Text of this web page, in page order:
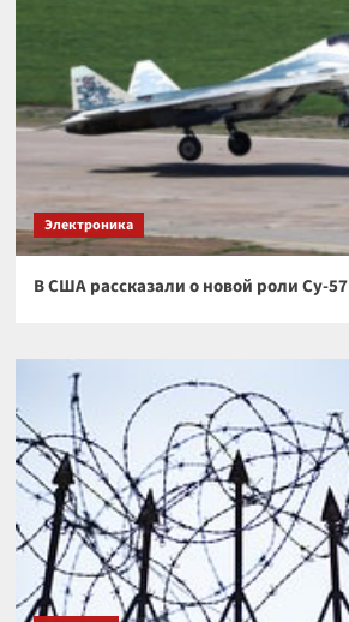
Электроника
В США рассказали о новой роли Су-57